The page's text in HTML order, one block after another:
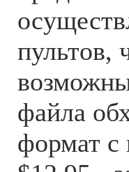
пультов,
файла
формат с